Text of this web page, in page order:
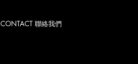
CONTACT 聯絡我們